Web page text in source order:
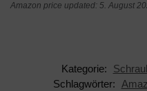
Amazon price updated: 5. August
Kategorie:
Schlagwörter: